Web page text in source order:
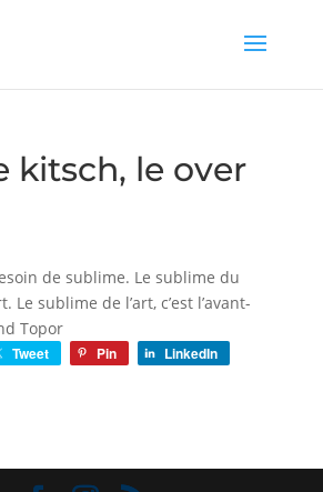
kitsch, le over
de sublime. Le sublime du
Le sublime de l’art, c’est l’avant-
Topor
Tweet Pin LinkedIn